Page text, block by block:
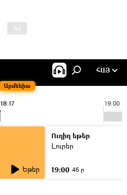
Արմենիա
ՀԱՅ
19:00
18:17
Եթեր
Ուղիղ եթեր
Լուրեր
19:00 46 ր